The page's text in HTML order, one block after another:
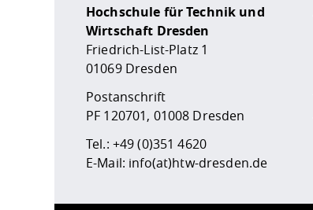
Hochschule für Technik und
Wirtschaft Dresden
Friedrich-List-Platz 1
01069 Dresden
Postanschrift
PF 120701, 01008 Dresden
Tel.: +49 (0)351 4620
E-Mail: info(at)htw-dresden.de